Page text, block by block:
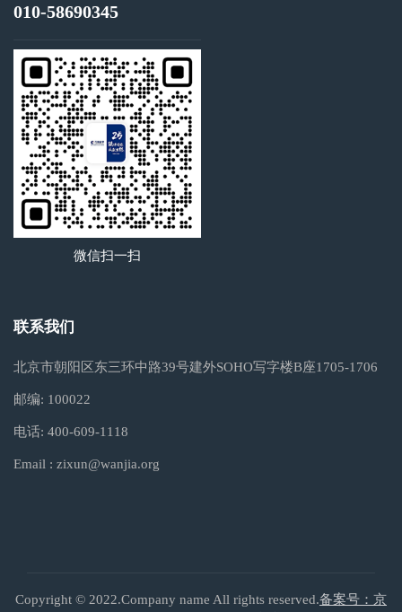
010-58690345
微信扫一扫
联系我们
北京市朝阳区东三环中路39号建外SOHO写字楼B座1705-1706
邮编: 100022
电话: 400-609-1118
Email : zixun@wanjia.org
Copyright © 2022.Company name All rights reserved.备案号：京